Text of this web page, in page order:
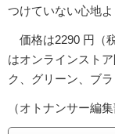
つけていない心地よ
価格は2290 円（
はオンラインスト
ク、グリーン、ブ
（オトナンサー編集